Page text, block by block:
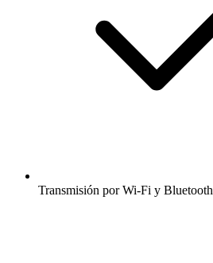
Transmisión por Wi-Fi y Bluetooth